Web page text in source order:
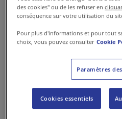
Explorez notre offre
des cookies" ou de les refuser en
conséquence sur votre utilisation du
Pour plus d'informations et pour tout
choix, vous pouvez consulter Cookie
Paramètres
Cookies essentiels